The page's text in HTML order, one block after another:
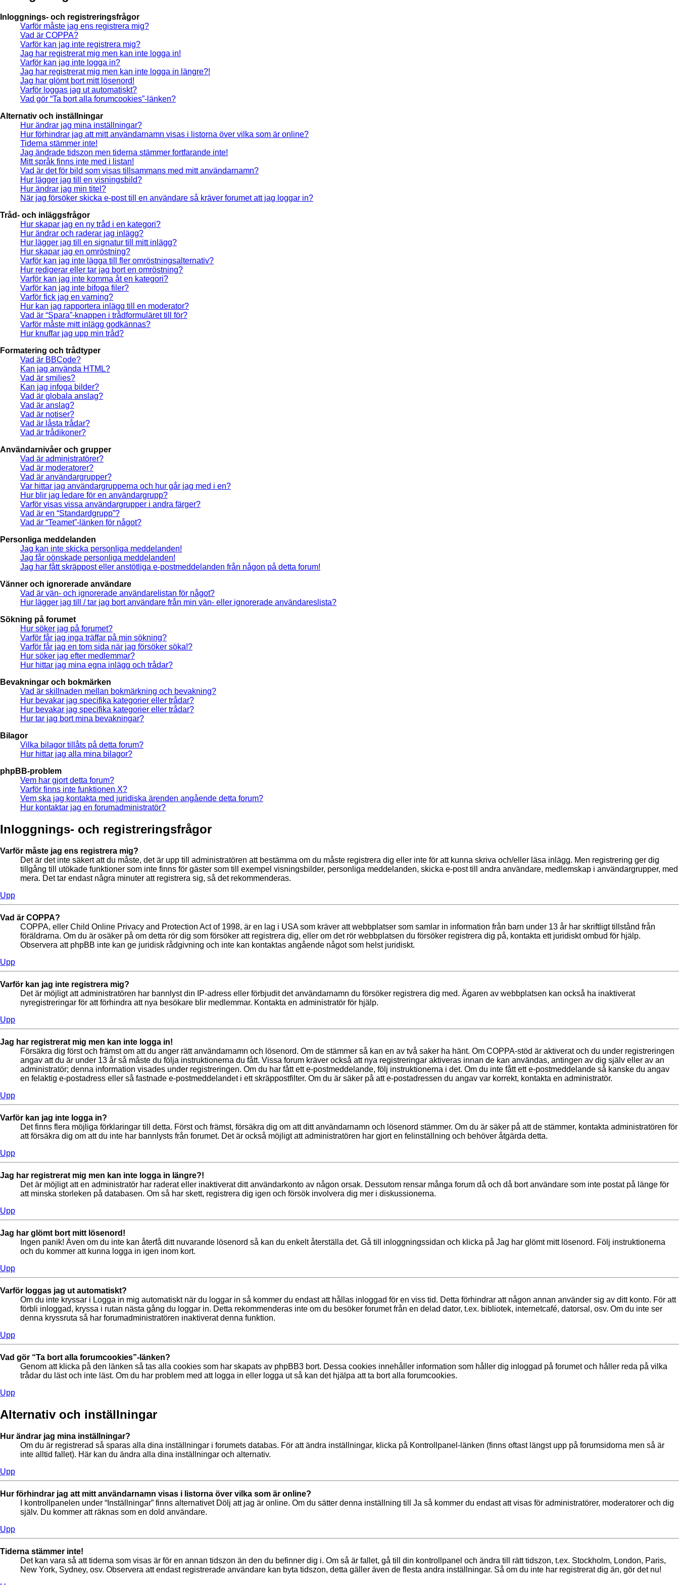
Inloggnings- och registreringsfrågor
Varför måste jag ens registrera mig?
Vad är COPPA?
Varför kan jag inte registrera mig?
Jag har registrerat mig men kan inte logga in!
Varför kan jag inte logga in?
Jag har registrerat mig men kan inte logga in längre?!
Jag har glömt bort mitt lösenord!
Varför loggas jag ut automatiskt?
Vad gör “Ta bort alla forumcookies”-länken?
Alternativ och inställningar
Hur ändrar jag mina inställningar?
Hur förhindrar jag att mitt användarnamn visas i listorna över vilka som är online?
Tiderna stämmer inte!
Jag ändrade tidszon men tiderna stämmer fortfarande inte!
Mitt språk finns inte med i listan!
Vad är det för bild som visas tillsammans med mitt användarnamn?
Hur lägger jag till en visningsbild?
Hur ändrar jag min titel?
När jag försöker skicka e-post till en användare så kräver forumet att jag loggar in?
Tråd- och inläggsfrågor
Hur skapar jag en ny tråd i en kategori?
Hur ändrar och raderar jag inlägg?
Hur lägger jag till en signatur till mitt inlägg?
Hur skapar jag en omröstning?
Varför kan jag inte lägga till fler omröstningsalternativ?
Hur redigerar eller tar jag bort en omröstning?
Varför kan jag inte komma åt en kategori?
Varför kan jag inte bifoga filer?
Varför fick jag en varning?
Hur kan jag rapportera inlägg till en moderator?
Vad är “Spara”-knappen i trådformuläret till för?
Varför måste mitt inlägg godkännas?
Hur knuffar jag upp min tråd?
Formatering och trådtyper
Vad är BBCode?
Kan jag använda HTML?
Vad är smilies?
Kan jag infoga bilder?
Vad är globala anslag?
Vad är anslag?
Vad är notiser?
Vad är låsta trådar?
Vad är trådikoner?
Användarnivåer och grupper
Vad är administratörer?
Vad är moderatorer?
Vad är användargrupper?
Var hittar jag användargrupperna och hur går jag med i en?
Hur blir jag ledare för en användargrupp?
Varför visas vissa användargrupper i andra färger?
Vad är en “Standardgrupp”?
Vad är “Teamet”-länken för något?
Personliga meddelanden
Jag kan inte skicka personliga meddelanden!
Jag får oönskade personliga meddelanden!
Jag har fått skräppost eller anstötliga e-postmeddelanden från någon på detta forum!
Vänner och ignorerade användare
Vad är vän- och ignorerade användarelistan för något?
Hur lägger jag till / tar jag bort användare från min vän- eller ignorerade användareslista?
Sökning på forumet
Hur söker jag på forumet?
Varför får jag inga träffar på min sökning?
Varför får jag en tom sida när jag försöker söka!?
Hur söker jag efter medlemmar?
Hur hittar jag mina egna inlägg och trådar?
Bevakningar och bokmärken
Vad är skillnaden mellan bokmärkning och bevakning?
Hur bevakar jag specifika kategorier eller trådar?
Hur bevakar jag specifika kategorier eller trådar?
Hur tar jag bort mina bevakningar?
Bilagor
Vilka bilagor tillåts på detta forum?
Hur hittar jag alla mina bilagor?
phpBB-problem
Vem har gjort detta forum?
Varför finns inte funktionen X?
Vem ska jag kontakta med juridiska ärenden angående detta forum?
Hur kontaktar jag en forumadministratör?
Inloggnings- och registreringsfrågor
Varför måste jag ens registrera mig?
Det är det inte säkert att du måste, det är upp till administratören att bestämma om du måste registrera dig eller inte för att kunna skriva och/eller läsa inlägg. Men registrering ger dig
tillgång till utökade funktioner som inte finns för gäster som till exempel visningsbilder, personliga meddelanden, skicka e-post till andra användare, medlemskap i användargrupper, med
mera. Det tar endast några minuter att registrera sig, så det rekommenderas.
Upp
Vad är COPPA?
COPPA, eller Child Online Privacy and Protection Act of 1998, är en lag i USA som kräver att webbplatser som samlar in information från barn under 13 år har skriftligt tillstånd från
föräldrarna. Om du är osäker på om detta rör dig som försöker att registrera dig, eller om det rör webbplatsen du försöker registrera dig på, kontakta ett juridiskt ombud för hjälp.
Observera att phpBB inte kan ge juridisk rådgivning och inte kan kontaktas angående något som helst juridiskt.
Upp
Varför kan jag inte registrera mig?
Det är möjligt att administratören har bannlyst din IP-adress eller förbjudit det användarnamn du försöker registrera dig med. Ägaren av webbplatsen kan också ha inaktiverat
nyregistreringar för att förhindra att nya besökare blir medlemmar. Kontakta en administratör för hjälp.
Upp
Jag har registrerat mig men kan inte logga in!
Försäkra dig först och främst om att du anger rätt användarnamn och lösenord. Om de stämmer så kan en av två saker ha hänt. Om COPPA-stöd är aktiverat och du under registreringen
angav att du är under 13 år så måste du följa instruktionerna du fått. Vissa forum kräver också att nya registreringar aktiveras innan de kan användas, antingen av dig själv eller av an
administratör; denna information visades under registreringen. Om du har fått ett e-postmeddelande, följ instruktionerna i det. Om du inte fått ett e-postmeddelande så kanske du angav
en felaktig e-postadress eller så fastnade e-postmeddelandet i ett skräppostfilter. Om du är säker på att e-postadressen du angav var korrekt, kontakta en administratör.
Upp
Varför kan jag inte logga in?
Det finns flera möjliga förklaringar till detta. Först och främst, försäkra dig om att ditt användarnamn och lösenord stämmer. Om du är säker på att de stämmer, kontakta administratören för
att försäkra dig om att du inte har bannlysts från forumet. Det är också möjligt att administratören har gjort en felinställning och behöver åtgärda detta.
Upp
Jag har registrerat mig men kan inte logga in längre?!
Det är möjligt att en administratör har raderat eller inaktiverat ditt användarkonto av någon orsak. Dessutom rensar många forum då och då bort användare som inte postat på länge för
att minska storleken på databasen. Om så har skett, registrera dig igen och försök involvera dig mer i diskussionerna.
Upp
Jag har glömt bort mitt lösenord!
Ingen panik! Även om du inte kan återfå ditt nuvarande lösenord så kan du enkelt återställa det. Gå till inloggningssidan och klicka på Jag har glömt mitt lösenord. Följ instruktionerna
och du kommer att kunna logga in igen inom kort.
Upp
Varför loggas jag ut automatiskt?
Om du inte kryssar i Logga in mig automatiskt när du loggar in så kommer du endast att hållas inloggad för en viss tid. Detta förhindrar att någon annan använder sig av ditt konto. För att
förbli inloggad, kryssa i rutan nästa gång du loggar in. Detta rekommenderas inte om du besöker forumet från en delad dator, t.ex. bibliotek, internetcafé, datorsal, osv. Om du inte ser
denna kryssruta så har forumadministratören inaktiverat denna funktion.
Upp
Vad gör “Ta bort alla forumcookies”-länken?
Genom att klicka på den länken så tas alla cookies som har skapats av phpBB3 bort. Dessa cookies innehåller information som håller dig inloggad på forumet och håller reda på vilka
trådar du läst och inte läst. Om du har problem med att logga in eller logga ut så kan det hjälpa att ta bort alla forumcookies.
Upp
Alternativ och inställningar
Hur ändrar jag mina inställningar?
Om du är registrerad så sparas alla dina inställningar i forumets databas. För att ändra inställningar, klicka på Kontrollpanel-länken (finns oftast längst upp på forumsidorna men så är
inte alltid fallet). Här kan du ändra alla dina inställningar och alternativ.
Upp
Hur förhindrar jag att mitt användarnamn visas i listorna över vilka som är online?
I kontrollpanelen under “Inställningar” finns alternativet Dölj att jag är online. Om du sätter denna inställning till Ja så kommer du endast att visas för administratörer, moderatorer och dig
själv. Du kommer att räknas som en dold användare.
Upp
Tiderna stämmer inte!
Det kan vara så att tiderna som visas är för en annan tidszon än den du befinner dig i. Om så är fallet, gå till din kontrollpanel och ändra till rätt tidszon, t.ex. Stockholm, London, Paris,
New York, Sydney, osv. Observera att endast registrerade användare kan byta tidszon, detta gäller även de flesta andra inställningar. Så om du inte har registrerat dig än, gör det nu!